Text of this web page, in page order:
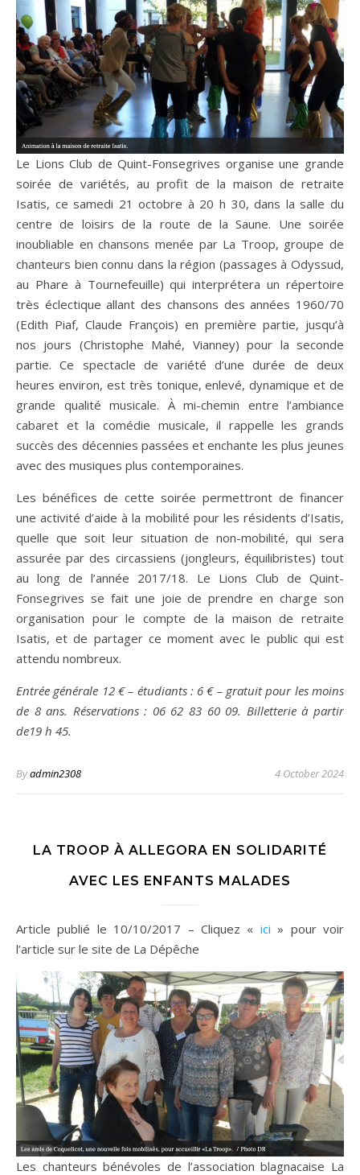
Le Lions Club de Quint-Fonsegrives organise une grande
soirée de variétés, au profit de la maison de retraite
Isatis, ce samedi 21 octobre à 20 h 30, dans la salle du
centre de loisirs de la route de la Saune. Une soirée
inoubliable en chansons menée par La Troop, groupe de
chanteurs bien connu dans la région (passages à Odyssud,
au Phare à Tournefeuille) qui interprétera un répertoire
très éclectique allant des chansons des années 1960/70
(Edith Piaf, Claude François) en première partie, jusqu’à
nos jours (Christophe Mahé, Vianney) pour la seconde
partie. Ce spectacle de variété d’une durée de deux
heures environ, est très tonique, enlevé, dynamique et de
grande qualité musicale. À mi-chemin entre l’ambiance
cabaret et la comédie musicale, il rappelle les grands
succès des décennies passées et enchante les plus jeunes
avec des musiques plus contemporaines.
Les bénéfices de cette soirée permettront de financer
une activité d’aide à la mobilité pour les résidents d’Isatis,
quelle que soit leur situation de non-mobilité, qui sera
assurée par des circassiens (jongleurs, équilibristes) tout
au long de l’année 2017/18. Le Lions Club de Quint-
Fonsegrives se fait une joie de prendre en charge son
organisation pour le compte de la maison de retraite
Isatis, et de partager ce moment avec le public qui est
attendu nombreux.
Entrée générale 12 € – étudiants : 6 € – gratuit pour les moins
de 8 ans. Réservations : 06 62 83 60 09. Billetterie à partir
de19 h 45.
Byadmin2308 4 October 2024
LA TROOP À ALLEGORA EN SOLIDARITÉ
AVEC LES ENFANTS MALADES
Article publié le 10/10/2017 – Cliquez « ici » pour voir
l’article sur le site de La Dépêche
Les chanteurs bénévoles de l’association blagnacaise La